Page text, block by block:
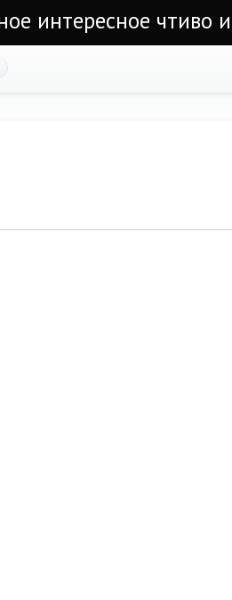
интересное чтиво